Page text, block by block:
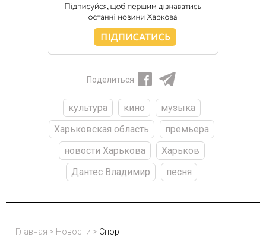
Поделиться
культура кино
музыка
Харьковская область
премьера
новости Харькова
Харьков
Дантес Владимир
песня
Главная > Новости > Спорт